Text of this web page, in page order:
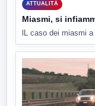
ATTUALITÀ
Miasmi, si
lL caso dei miasmi